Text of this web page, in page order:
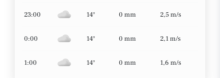
23:00 14° 0 mm 2,5 m/s
0:00 14° 0 mm 2,1 m/s
1:00 14° 0 mm 1,6 m/s